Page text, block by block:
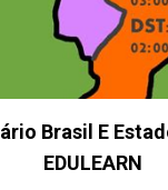
Brasil E
EDULEARN